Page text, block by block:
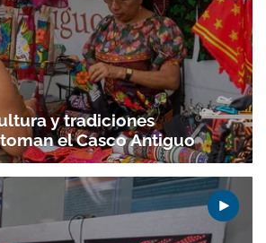
y tradiciones
el Casco Antiguo